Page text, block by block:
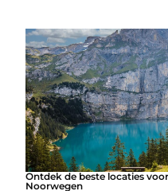
Ontdek de beste locaties
Noorwegen